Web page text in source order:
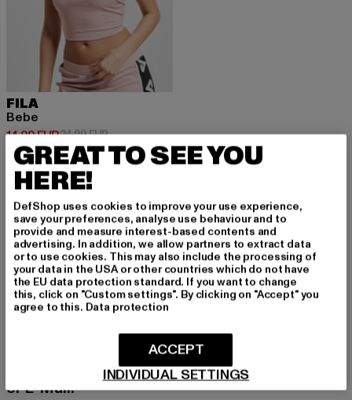
FILA
Bebe
14,99 EUR
Derzeitiger Preis: 14,99 EUR
24,99 EURAktionspreis: 24,99 EUR
MELDE DICH AN, UM
INSPIRIERT ZU BLEI
BEN!
Melde dich hier für unseren Newsletter an und
erhalte künftig Informationen über aktuelle Tre
nds, Angebote und Gutscheine von DefShop p
er E-Mail!
GREAT TO SEE YOU
HERE!
DefShop uses cookies to improve your use experience,
save your preferences, analyse use behaviour and to
provide and measure interest-based contents and
advertising. In addition, we allow partners to extract data
or to use cookies. This may also include the processing of
your data in the USA or other countries which do not have
the EU data protection standard. If you want to change
this, click on "Custom settings". By clicking on "Accept" you
agree to this. Data protection
INDIVIDUAL SETTINGS
ACCEPT